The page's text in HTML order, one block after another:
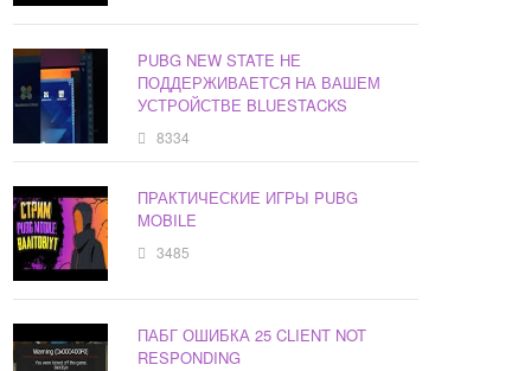
PUBG NEW STATE НЕ
ПОДДЕРЖИВАЕТСЯ НА ВАШЕМ
УСТРОЙСТВЕ BLUESTACKS
8334
ПРАКТИЧЕСКИЕ ИГРЫ PUBG
MOBILE
3485
ПАБГ ОШИБКА 25 CLIENT NOT
RESPONDING